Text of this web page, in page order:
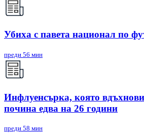
Убиха с павета национал по
преди 56 мин
Инфлуенсърка, която
почина едва на 26 години
преди 58 мин